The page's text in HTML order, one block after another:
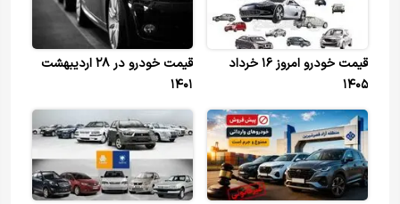
قیمت خودرو امروز ۱۶ خرداد
۱۴۰۵
قیمت خودرو در ۲۸ اردیبهشت
۱۴۰۱